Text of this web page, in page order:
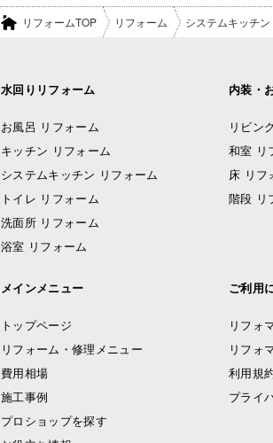
リフォームTOP リフォーム システムキッチ
水回りリフォーム
お風呂 リフォーム
キッチン リフォーム
システムキッチン リフォーム
トイレ リフォーム
洗面所 リフォーム
浴室 リフォーム
内装・
リビン
和室 リ
床 リフ
階段 リ
メインメニュー
トップページ
リフォーム・修理メニュー
費用相場
施工事例
プロショップを探す
ご利用
リフォ
リフォ
利用規
プライ